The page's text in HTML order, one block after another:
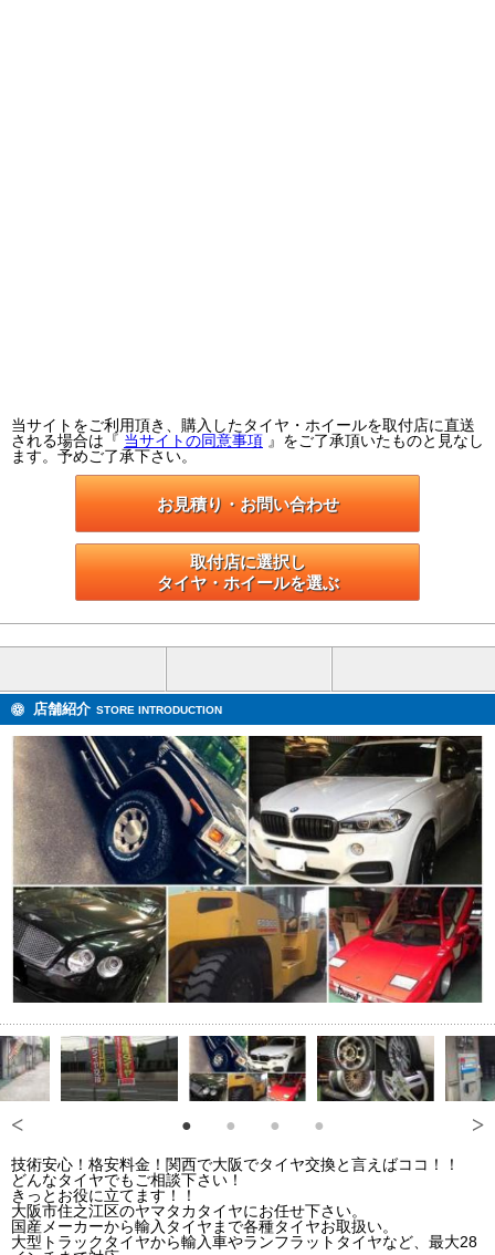
当サイトをご利用頂き、購入したタイヤ・ホイールを取付店に直送
される場合は『 当サイトの同意事項 』をご了承頂いたものと見なし
ます。予めご了承下さい。
お見積り・お問い合わせ
取付店に選択し
タイヤ・ホイールを選ぶ
店舗紹介 STORE INTRODUCTION
技術安心！格安料金！関西で大阪でタイヤ交換と言えばココ！！
どんなタイヤでもご相談下さい！
きっとお役に立てます！！
大阪市住之江区のヤマタカタイヤにお任せ下さい。
国産メーカーから輸入タイヤまで各種タイヤお取扱い。
大型トラックタイヤから輸入車やランフラットタイヤなど、最大28